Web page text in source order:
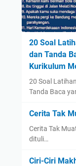
20 Soal
dan Tanda
Kurikulum
20 Soal
Tanda Baca
Cerita Tak
Cerita Tak
dituli…
Ciri-Ciri